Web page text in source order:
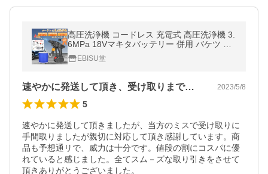
高圧洗浄機 コードレス 充電式 高圧洗浄機 3.
6MPa 18Vマキタバッテリー 併用 バケツ タ
ンク コンパクト ハンディ 家庭用 洗車 掃除
外壁掃除 大掃除 車掃除
EBISU堂
速やかに発送して頂き、受け取りまで何ら… 2023/5/8
5
速やかに発送して頂きましたが、当方のミスで受け取りに
手間取りましたが親切に対応して頂き感謝しています。商
品も予想通リで、威力は十分です。値段の割にコスパに優
れていると感じました。全てスム－ズな取り引きをさせて